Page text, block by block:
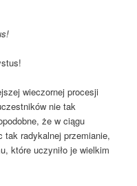
wieczornej procesji
nie tak
że w ciągu
tak radykalnej przemianie,
które uczyniło je wielkim